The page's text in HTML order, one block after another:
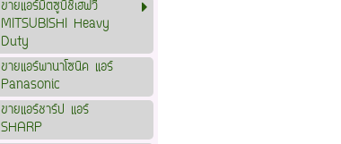
ขายแอร์มิตซูบิชิเฮฟวี่
MITSUBISHI Heavy
Duty
ขายแอร์พานาโซนิค แอร์
Panasonic
ขายแอร์ชาร์ป แอร์
SHARP